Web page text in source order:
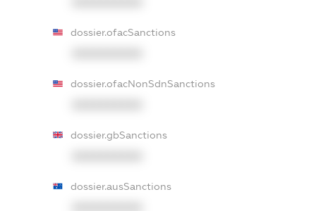
dossier.ofacSanctions
dossier.ofacNonSdnSanctions
dossier.gbSanctions
dossier.ausSanctions